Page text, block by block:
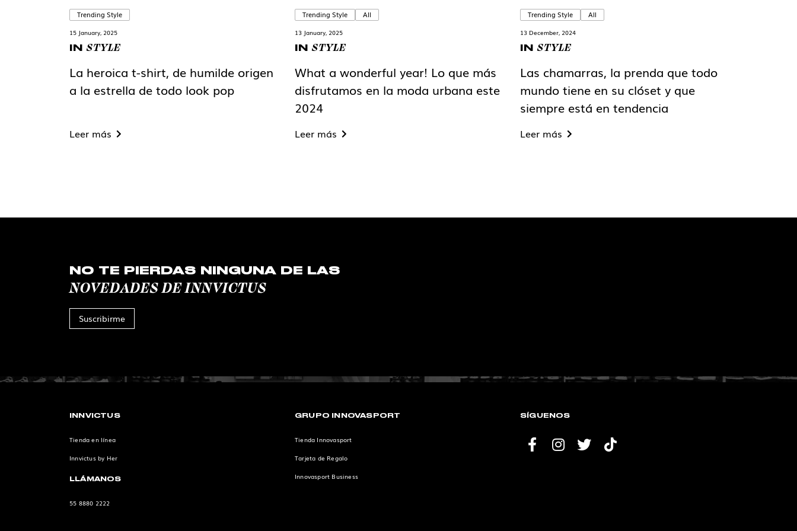
Trending Style
15 January, 2025
INSTYLE
La heroica t-shirt, de humilde origen
a la estrella de todo look pop
Leer más
Trending Style All
13 January, 2025
INSTYLE
What a wonderful year! Lo que más
disfrutamos en la moda urbana este
2024
Leer más
Trending Style All
13 December, 2024
INSTYLE
Las chamarras, la prenda que todo
mundo tiene en su clóset y que
siempre está en tendencia
Leer más
NO TE PIERDAS NINGUNA DE LAS
NOVEDADES DE INNVICTUS
Suscribirme
INNVICTUS
Tienda en línea
Innvictus by Her
LLÁMANOS
55 8880 2222
GRUPO INNOVASPORT
Tienda Innovasport
Tarjeta de Regalo
Innovasport Business
SÍGUENOS